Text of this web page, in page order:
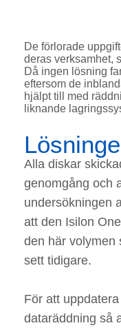
De förlorade
deras verksamhet,
Då ingen lösning
eftersom de
hjälpt till med
liknande
Alla diskar
genomgång och
undersökningen
att den Isilon
den här volymen
sett tidigare.
För att
dataräddning så